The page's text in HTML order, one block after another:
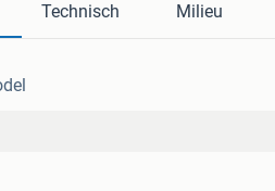
Technisch Milieu